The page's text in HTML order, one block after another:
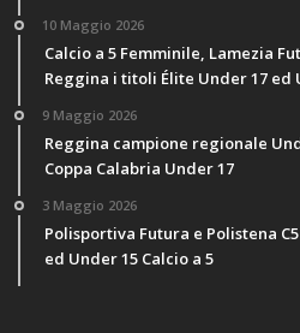
10 Maggio 2026
Calcio a 5 Femminile, Lamezia
Reggina i titoli Élite Under 17 ed
9 Maggio 2026
Reggina campione regionale
Coppa Calabria Under 17
3 Maggio 2026
Polisportiva Futura e Polistena
ed Under 15 Calcio a 5